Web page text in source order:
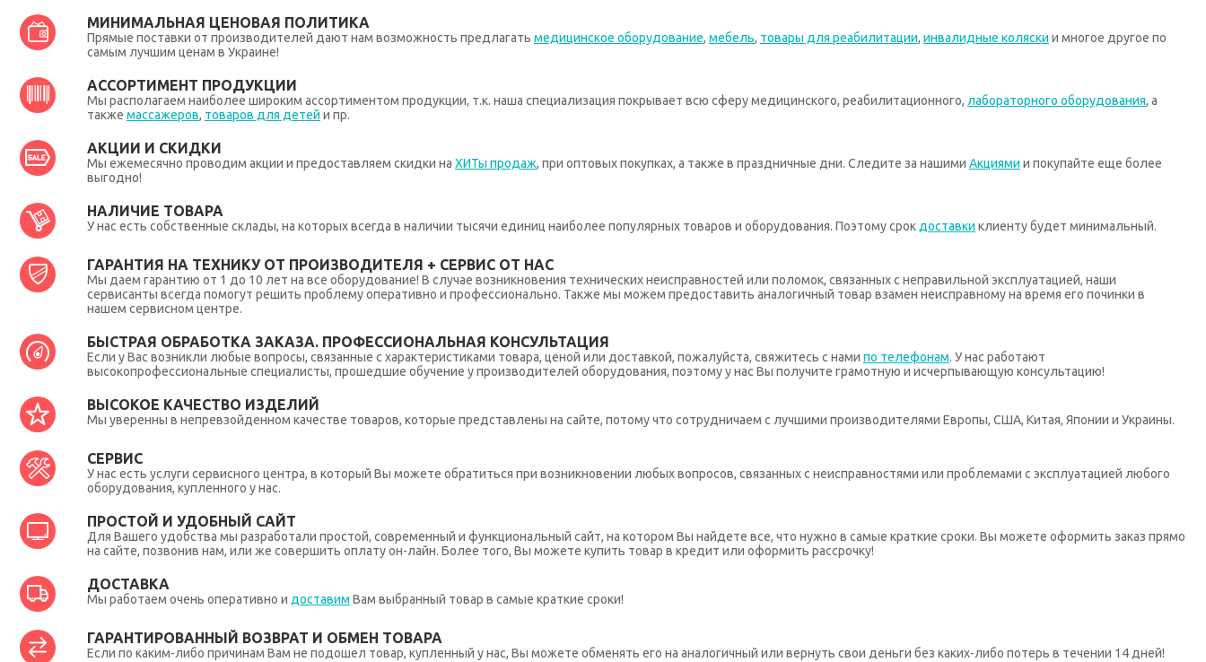
МИНИМАЛЬНАЯ ЦЕНОВАЯ ПОЛИТИКА
Прямые поставки от производителей дают нам возможность предлагать медицинское оборудование, мебель, товары для реабилитации, инвалидные коляски и многое другое по
самым лучшим ценам в Украине!
АССОРТИМЕНТ ПРОДУКЦИИ
Мы располагаем наиболее широким ассортиментом продукции, т.к. наша специализация покрывает всю сферу медицинского, реабилитационного, лабораторного оборудования, а
также массажеров, товаров для детей и пр.
АКЦИИ И СКИДКИ
Мы ежемесячно проводим акции и предоставляем скидки на ХИТы продаж, при оптовых покупках, а также в праздничные дни. Следите за нашими Акциями и покупайте еще более
выгодно!
НАЛИЧИЕ ТОВАРА
У нас есть собственные склады, на которых всегда в наличии тысячи единиц наиболее популярных товаров и оборудования. Поэтому срокдоставки клиенту будет минимальный.
ГАРАНТИЯ НА ТЕХНИКУ ОТ ПРОИЗВОДИТЕЛЯ + СЕРВИС ОТ НАС
Мы даем гарантию от 1 до 10 лет на все оборудование! В случае возникновения технических неисправностей или поломок, связанных с неправильной эксплуатацией, наши
сервисанты всегда помогут решить проблему оперативно и профессионально. Также мы можем предоставить аналогичный товар взамен неисправному на время его починки в
нашем сервисном центре.
БЫСТРАЯ ОБРАБОТКА ЗАКАЗА. ПРОФЕССИОНАЛЬНАЯ КОНСУЛЬТАЦИЯ
Если у Вас возникли любые вопросы, связанные с характеристиками товара, ценой или доставкой, пожалуйста, свяжитесь с нами по телефонам. У нас работают
высокопрофессиональные специалисты, прошедшие обучение у производителей оборудования, поэтому у нас Вы получите грамотную и исчерпывающую консультацию!
ВЫСОКОЕ КАЧЕСТВО ИЗДЕЛИЙ
Мы уверенны в непревзойденном качестве товаров, которые представлены на сайте, потому что сотрудничаем с лучшими производителями Европы, США, Китая, Японии и Украины.
СЕРВИС
У нас есть услуги сервисного центра, в который Вы можете обратиться при возникновении любых вопросов, связанных с неисправностями или проблемами с эксплуатацией любого
оборудования, купленного у нас.
ПРОСТОЙ И УДОБНЫЙ САЙТ
Для Вашего удобства мы разработали простой, современный и функциональный сайт, на котором Вы найдете все, что нужно в самые краткие сроки. Вы можете оформить заказ прямо
на сайте, позвонив нам, или же совершить оплату он-лайн. Более того, Вы можете купить товар в кредит или оформить рассрочку!
ДОСТАВКА
Мы работаем очень оперативно и доставим Вам выбранный товар в самые краткие сроки!
ГАРАНТИРОВАННЫЙ ВОЗВРАТ И ОБМЕН ТОВАРА
Если по каким-либо причинам Вам не подошел товар, купленный у нас, Вы можете обменять его на аналогичный или вернуть свои деньги без каких-либо потерь в течении 14 дней!